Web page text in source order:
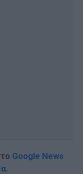
Google News
.